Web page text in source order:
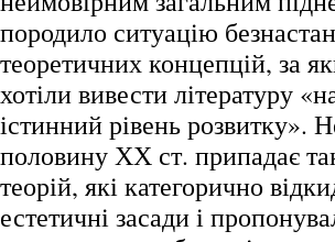
породило ситуацію
теоретичних концепцій, за
хотіли вивести літературу
істинний рівень розвитку».
половину ХХ ст. припадає
теорій, які категорично
естетичні засади і